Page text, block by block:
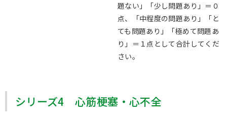
題ない」「少し問題あり」＝０
点、「中程度の問題あり」「と
ても問題あり」「極めて問題あ
り」＝１点として合計してくだ
さい。
シリーズ4 心筋梗塞・心不全